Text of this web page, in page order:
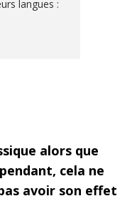
langues :
alors que
cela ne
avoir son effet